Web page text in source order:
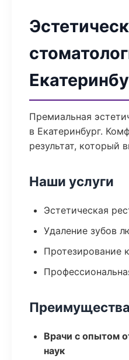
Премиальная
в Екатеринбург.
результат, который
Наши услуги
Эстетическая
Удаление зубов
Протезирование
Врачи с опытом
наук